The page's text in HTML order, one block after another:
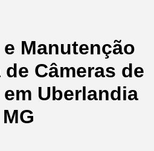
Manutenção
Câmeras de
Uberlandia
MG